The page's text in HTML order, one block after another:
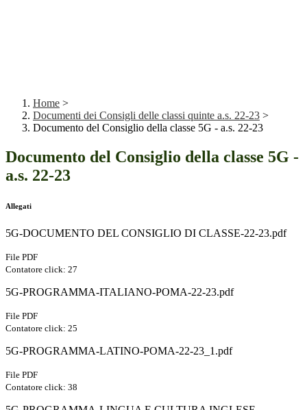
Home >
Documenti dei Consigli delle classi quinte a.s. 22-23 >
Documento del Consiglio della classe 5G - a.s. 22-23
Documento del Consiglio della classe 5G -
a.s. 22-23
Allegati
5G-DOCUMENTO DEL CONSIGLIO DI CLASSE-22-23.pdf
File PDF
Contatore click: 27
5G-PROGRAMMA-ITALIANO-POMA-22-23.pdf
File PDF
Contatore click: 25
5G-PROGRAMMA-LATINO-POMA-22-23_1.pdf
File PDF
Contatore click: 38